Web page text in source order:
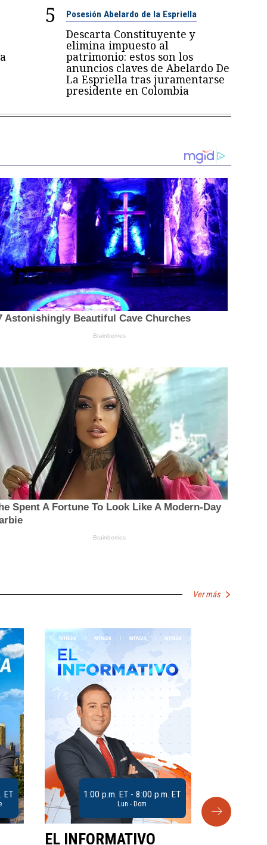
5 Posesión Abelardo de la Espriella
Descarta Constituyente y
elimina impuesto al
patrimonio: estos son los
anuncios claves de Abelardo De
La Espriella tras juramentarse
presidente en Colombia
Ver más
ET 1:00 p.m. ET - 8:00 p.m. ET
Lun - Dom
EL INFORMATIVO